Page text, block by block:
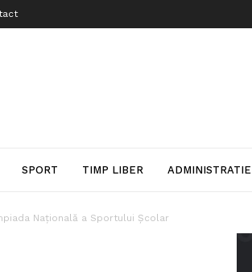
SPORT TIMP LIBER ADMINISTRATIE
Națională a Sportului Școlar